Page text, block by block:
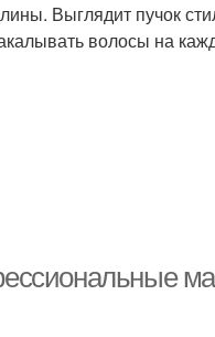
Выглядит пучок
волосы на